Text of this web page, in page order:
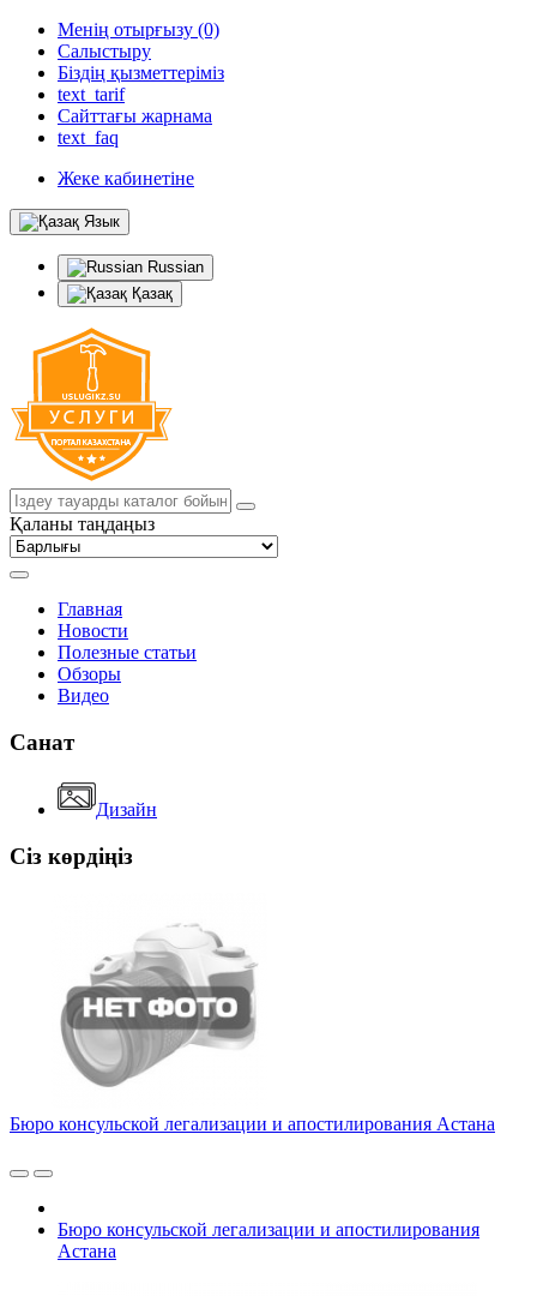
Менің отырғызу (0)
Салыстыру
Біздің қызметтеріміз
text_tarif
Сайттағы жарнама
text_faq
Жеке кабинетіне
Язык
Russian
Қазақ
Қаланы таңдаңыз
Главная
Новости
Полезные статьи
Обзоры
Видео
Санат
Дизайн
Сіз көрдіңіз
Бюро консульской легализации и апостилирования Астана
Бюро консульской легализации и апостилирования
Астана